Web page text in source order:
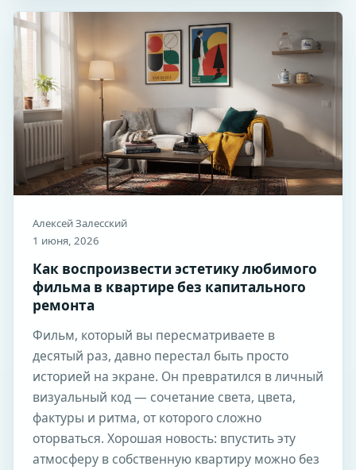
Алексей Залесский
1 июня, 2026
Как воспроизвести эстетику любимого
фильма в квартире без капитального
ремонта
Фильм, который вы пересматриваете в
десятый раз, давно перестал быть просто
историей на экране. Он превратился в личный
визуальный код — сочетание света, цвета,
фактуры и ритма, от которого сложно
оторваться. Хорошая новость: впустить эту
атмосферу в собственную квартиру можно без